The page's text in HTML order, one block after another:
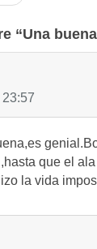
“Una
que el
la vida